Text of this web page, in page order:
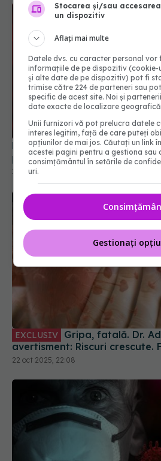
Difteria revine în Europa.
pericol mortal
11 noi 2025, 15:44
EXCLUSIV
avertisment: Riscuri crescute.
22 oct 2025, 22:08
Stocarea și/sau
un dispozitiv
Aflați mai multe
Datele dvs. cu caracter personal vor
informațiile de pe dispozitiv
și alte date de pe dispozitiv) pot fi
trimise către 224 de parteneri sau
specific de acest site. Noi și
date exacte de localizare
Unii furnizori vă pot prelucra datele
interes legitim, față de care puteți
opțiunilor de mai jos. Căutați un link
acestei pagini pentru a gestiona sau
consimțământul în setările de
uri.
Gestionați